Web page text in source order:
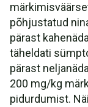
põhjustatud
pärast
täheldati
pärast
200 mg/kg
pidurdumist.